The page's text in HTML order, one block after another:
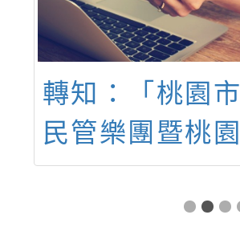
轉知：「桃園市
民管樂團暨桃園
市民合唱團
2024夏季聯合